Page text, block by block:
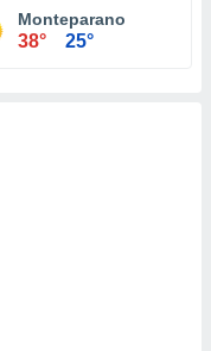
Monteparano
38° 25°